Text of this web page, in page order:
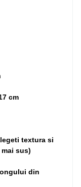
cm
textura si
sus)
din